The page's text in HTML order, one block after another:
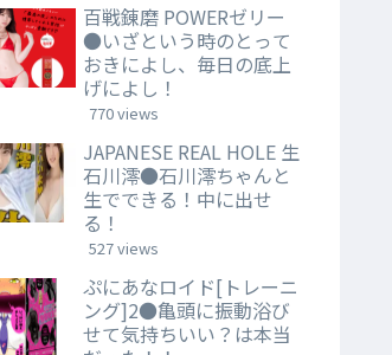
百戦錬磨 POWERゼリー
●いざという時のとって
おきによし、毎日の底上
げによし！
770 views
JAPANESE REAL HOLE 生
石川澪●石川澪ちゃんと
生でできる！中に出せ
る！
527 views
ぷにあなロイド[トレーニ
ング]2●亀頭に振動浴び
せて気持ちいい？は本当